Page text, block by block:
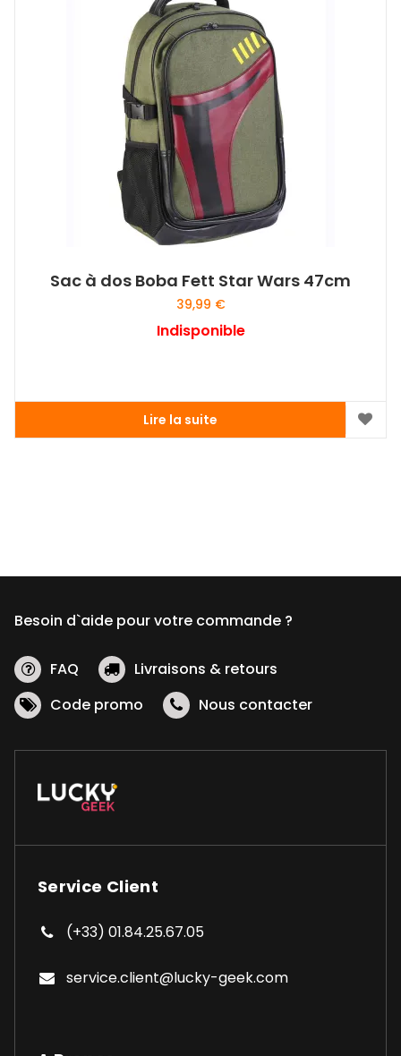
Sac à dos Boba Fett Star Wars 47cm
39,99 €
Indisponible
Lire la suite
Besoin d`aide pour votre commande ?
FAQ
Livraisons & retours
Code promo
Nous contacter
Service Client
(+33) 01.84.25.67.05
service.client@lucky-geek.com